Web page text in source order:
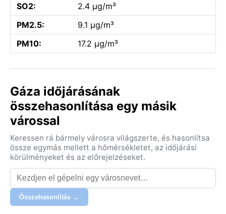
SO2:
2.4 µg/m³
PM2.5:
9.1 µg/m³
PM10:
17.2 µg/m³
Gáza időjárásának
összehasonlítása egy másik
várossal
Keressen rá bármely városra világszerte, és hasonlítsa
össze egymás mellett a hőmérsékletet, az időjárási
körülményeket és az előrejelzéseket.
Összehasonlítás →